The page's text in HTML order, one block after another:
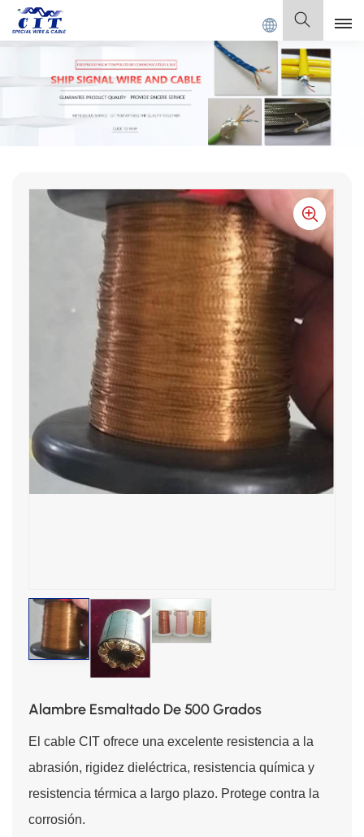
Ltd. Español
English
Français
Italiano
Español
Alambre Esmaltado De 500 Grados
El cable CIT ofrece una excelente resistencia a la
abrasión, rigidez dieléctrica, resistencia química y
resistencia térmica a largo plazo. Protege contra la
corrosión.